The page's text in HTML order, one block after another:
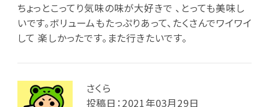
ちょっとこってり気味の味が大好きで 、とっても美味し
いです。ボリュームもたっぷりあって、たくさんでワイワイ
して 楽しかったです。また行きたいです。
さくら
投稿日：2021年03月29日